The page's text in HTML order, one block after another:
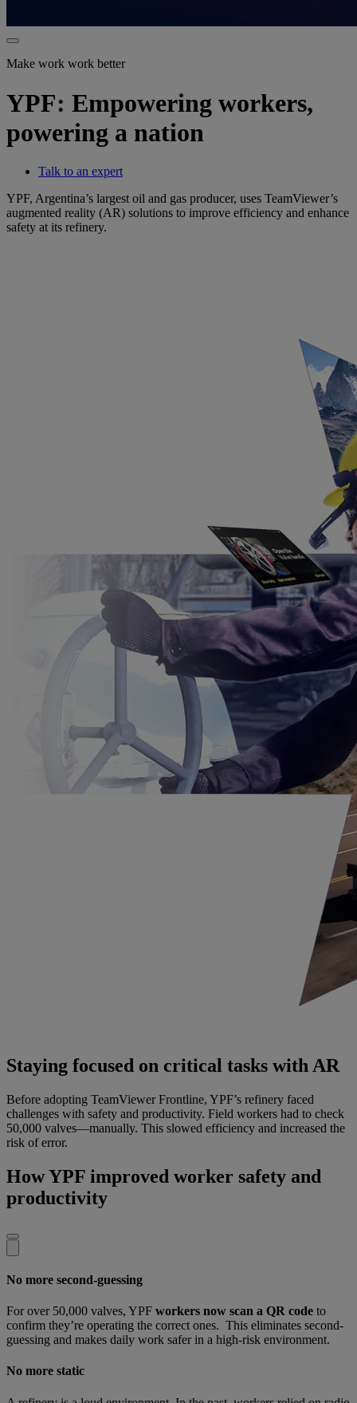
Make work work better
YPF: Empowering workers,
powering a nation
Talk to an expert
YPF, Argentina’s largest oil and gas producer, uses TeamViewer’s
augmented reality (AR) solutions to improve efficiency and enhance
safety at its refinery.
Staying focused on critical tasks with AR
Before adopting TeamViewer Frontline, YPF’s refinery faced
challenges with safety and productivity. Field workers had to check
50,000 valves—manually. This slowed efficiency and increased the
risk of error.
How YPF improved worker safety and
productivity
No more second-guessing
For over 50,000 valves, YPF workers now scan a QR code to
confirm they’re operating the correct ones. This eliminates second-
guessing and makes daily work safer in a high-risk environment.
No more static